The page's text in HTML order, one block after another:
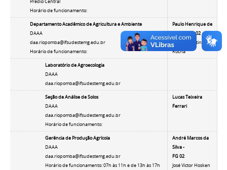
Prédio Central
Horário de funcionamento:
Departamento Acadêmico de Agricultura e Ambiente
DAAA
daa.riopomba@ifsudestemg.edu.br
Horário de funcionamento:
Paulo Henrique de
Souza -
FG 02
Brauly Martins
Rocha
Laboratório de Agroecologia
DAAA
daa.riopomba@ifsudestemg.edu.br
Seção de Análise de Solos
DAAA
daa.riopomba@ifsudestemg.edu.br
Horário de funcionamento:
Lucas Teixeira
Ferrari
Gerência de Produção Agrícola
DAAA
daa.riopomba@ifsudestemg.edu.br
Horário de funcionamento: 07h às 11h e de 13h às 17h
André Marcos da
Silva-
FG 02
José Victor Hosken